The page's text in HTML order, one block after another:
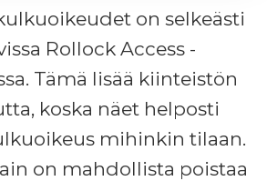
on selkeästi
Rollock Access -
Tämä lisää kiinteistön
koska näet helposti
mihinkin tilaan.
on mahdollista poistaa